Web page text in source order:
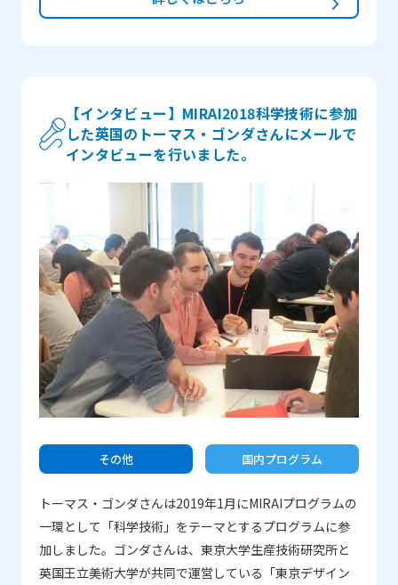
持ち始めました。私が通っていた高校では、自国語と第
いては勉強しているうちによく知るようになり、いつか
参加することを夢見て、2009年のプログラムの参加者と
なるよう努力しました。この夢を叶えたことについて
は、10年経った今でも自分で自分を褒めています。また
一番印象に残っていることは何ですか？ 毎日、毎秒が
とても意義のあるもので、夜遅くまで眠りたくなく、日
本の日常生活を経験するために、朝もとても早く起きて
いました。藤村さん宅でホームステイしたことは、紛れ
もなく滞在中のハイライトの一つです。また、中央大学
を訪問した際、学生組織の代表に会いました。彼は日本
人ではなく、大学で学ぶ傍ら、ソフトバンクでアルバイ
トをしていました。中央大学ブランドの贈り物と一緒
に、留学生活について話してくれました。彼の話を聞
いと思うようになりました。さらに、東京にある外務省
も思いました。全ての瞬間がとても特別なものでしたの
で、食べ物、場所、匂いと出来事、その全てを思い出す
ことができます。また広島の被爆者の証言も忘れられま
せん。証言を聞いてとても心が動かされ、原爆が日本人
【インタビュー】MIRAI2018科学技術に参加
した英国のトーマス・ゴンダさんにメールで
インタビューを行いました。
その他 国内プログラム
トーマス・ゴンダさんは2019年1月にMIRAIプログラムの
一環として「科学技術」をテーマとするプログラムに参
加しました。ゴンダさんは、東京大学生産技術研究所と
英国王立美術大学が共同で運営している「東京デザイン